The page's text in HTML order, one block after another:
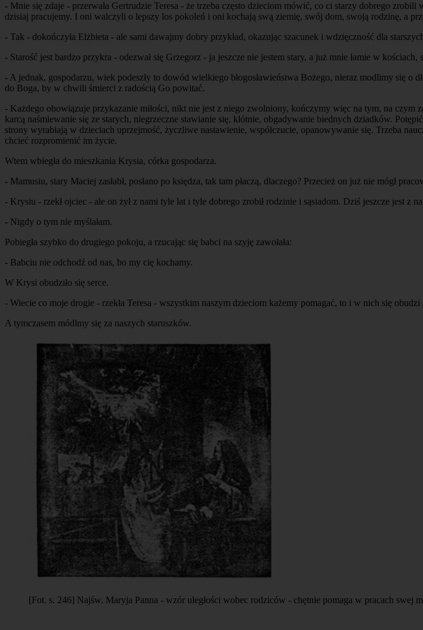
- Mnie się zdaje - przerwała Gertrudzie Teresa - że trzeba często dzieciom mówić, co ci starzy dobrego zrobili
dzisiaj pracujemy. I oni walczyli o lepszy los pokoleń i oni kochają swą ziemię, swój dom, swoją rodzinę, a
- Tak - dokończyła Elżbieta - ale sami dawajmy dobry przykład, okazując szacunek i wdzięczność dla
- Starość jest bardzo przykra - odezwał się Grzegorz - ja jeszcze nie jestem stary, a już mnie łamie w kościach,
- A jednak, gospodarzu, wiek podeszły to dowód wielkiego błogosławieństwa Bożego, nieraz modlimy się
do Boga, by w chwili śmierci z radością Go powitać.
- Każdego obowiązuje przykazanie miłości, nikt nie jest z niego zwolniony, kończymy więc na tym, na czym
karcą naśmiewanie się ze starych, niegrzeczne stawianie się, kłótnie, obgadywanie biednych dziadków.
strony wyrabiają w dzieciach uprzejmość, życzliwe nastawienie, współczucie, opanowywanie się. Trzeba
chcieć rozpromienić im życie.
Wtem wbiegła do mieszkania Krysia, córka gospodarza.
- Mamusiu, stary Maciej zasłabł, posłano po księdza, tak tam płaczą, dlaczego? Przecież on już nie mógł
- Krysiu - rzekł ojciec - ale on żył z nami tyle lat i tyle dobrego zrobił rodzinie i sąsiadom. Dziś jeszcze jest z
- Nigdy o tym nie myślałam.
Pobiegła szybko do drugiego pokoju, a rzucając się babci na szyję zawołała:
- Babciu nie odchodź od nas, bo my cię kochamy.
W Krysi obudziło się serce.
- Wiecie co moje drogie - rzekła Teresa - wszystkim naszym dzieciom każemy pomagać, to i w nich się obudzi
A tymczasem módlmy się za naszych staruszków.
[Fot. s. 246] Najśw. Maryja Panna - wzór uległości wobec rodziców - chętnie pomaga w pracach swej